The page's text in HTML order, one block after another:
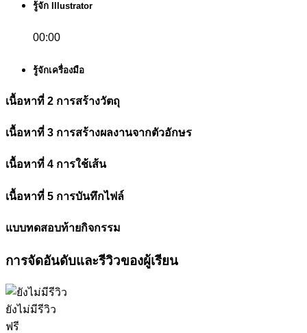
รู้จัก Illustrator
00:00
รู้จักเครื่องมือ
เนื้อหาที่ 2 การสร้างวัตถุ
เนื้อหาที่ 3 การสร้างผลงานจากตัวอักษร
เนื้อหาที่ 4 การใช้เส้น
เนื้อหาที่ 5 การบันทึกไฟล์
แบบทดสอบท้ายกิจกรรม
การจัดอันดับและรีวิวของผู้เรียน
ยังไม่มีรีวิว
ฟรี